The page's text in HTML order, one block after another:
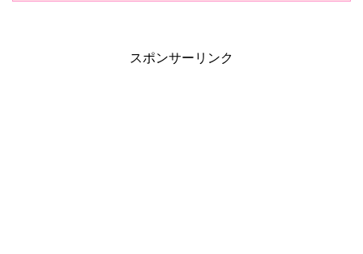
スポンサーリンク